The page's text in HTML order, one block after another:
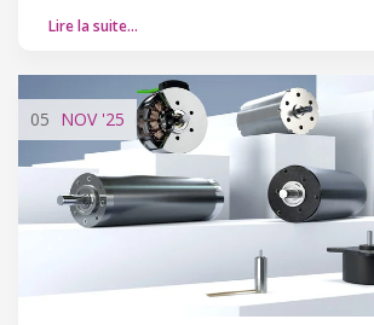
Lire la suite…
05 NOV'25